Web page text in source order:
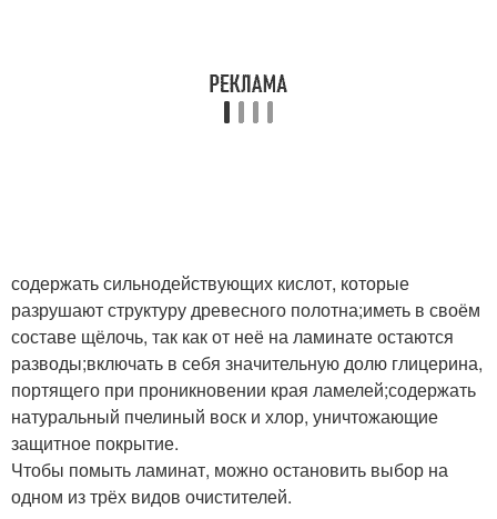
содержать сильнодействующих кислот, которые
разрушают структуру древесного полотна;иметь в своём
составе щёлочь, так как от неё на ламинате остаются
разводы;включать в себя значительную долю глицерина,
портящего при проникновении края ламелей;содержать
натуральный пчелиный воск и хлор, уничтожающие
защитное покрытие.
Чтобы помыть ламинат, можно остановить выбор на
одном из трёх видов очистителей.